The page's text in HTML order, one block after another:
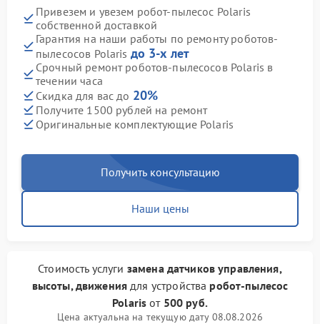
Привезем и увезем робот-пылесос Polaris
собственной доставкой
Гарантия на наши работы по ремонту роботов-
пылесосов Polaris до 3-х лет
Срочный ремонт роботов-пылесосов Polaris в
течении часа
Скидка для вас до 20%
Получите 1500 рублей на ремонт
Оригинальные комплектующие Polaris
Получить консультацию
Наши цены
Стоимость услуги замена датчиков управления,
высоты, движения для устройства робот-пылесос
Polaris от 500 руб.
Цена актуальна на текущую дату 08.08.2026